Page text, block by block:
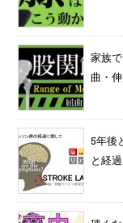
家族
曲・
5年後
と経